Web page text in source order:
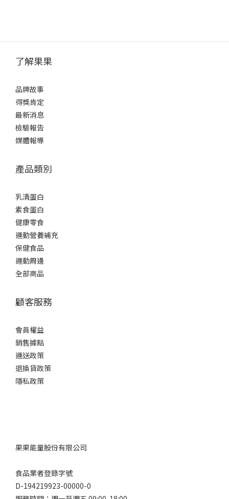
了解果果
品牌故事
得獎肯定
最新消息
檢驗報告
媒體報導
產品類別
乳清蛋白
素食蛋白
健康零食
運動營養補充
保健食品
運動周邊
全部商品
顧客服務
會員權益
銷售據點
運送政策
退換貨政策
隱私政策
果果能量股份有限公司
食品業者登錄字號
D-194219923-00000-0